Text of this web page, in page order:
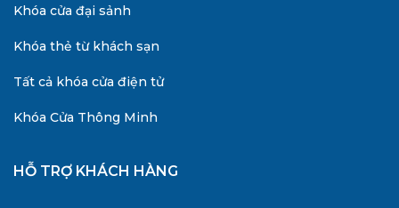
Khóa cửa đại sảnh
Khóa thẻ từ khách sạn
Tất cả khóa cửa điện tử
Khóa Cửa Thông Minh
HỖ TRỢ KHÁCH HÀNG